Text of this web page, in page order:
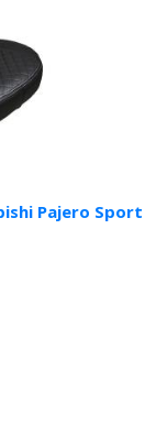
Pajero Sport